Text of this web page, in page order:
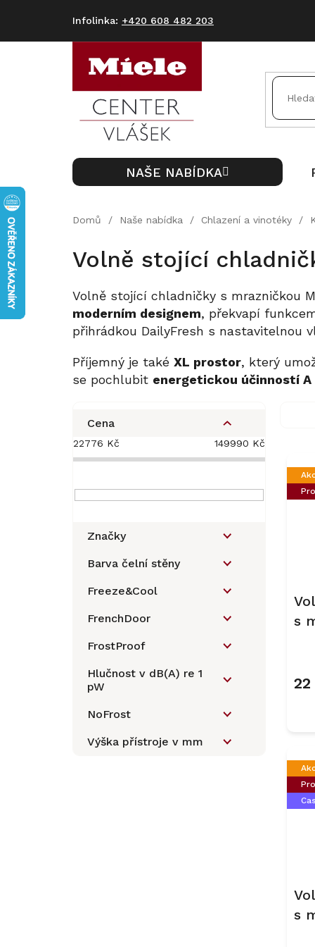
+420 608 482 203
NAŠE NABÍDKA
Domů / Naše nabídka / Chlazení a vinotéky /
Volně stojící
Volně stojící chladničky s mrazničkou
moderním designem, překvapí
přihrádkou DailyFresh s nastavitelnou
Příjemný je také XL prostor, který
se pochlubit energetickou účinností A
s
t
a
n
Cena
22776 Kč 149990 Kč
Značky
Barva čelní stěny
Freeze&Cool
FrenchDoor
FrostProof
Hlučnost v dB(A) re 1
pW
NoFrost
Výška přístroje v mm
p
s
s